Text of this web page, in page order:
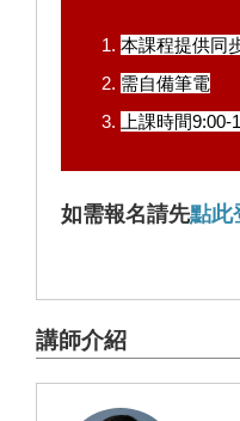
本課程提供同
需自備筆電
上課時間
如需報名請先點此
講師介紹